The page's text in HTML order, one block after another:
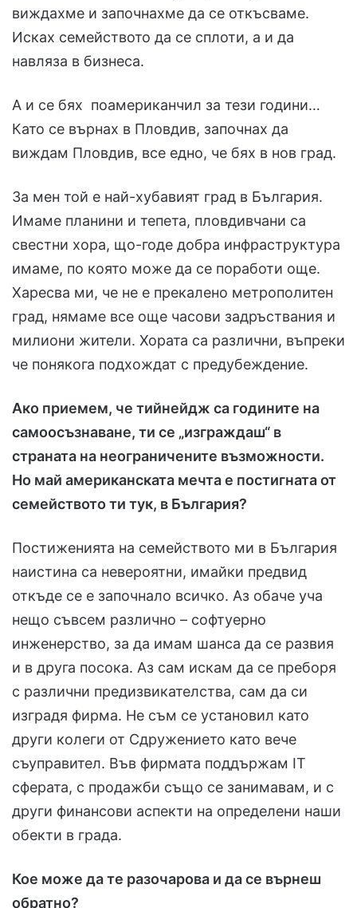
виждахме и започнахме да се откъсваме.
Исках семейството да се сплоти, а и да
навляза в бизнеса.
А и се бях поамериканчил за тези години…
Като се върнах в Пловдив, започнах да
виждам Пловдив, все едно, че бях в нов град.
За мен той е най-хубавият град в България.
Имаме планини и тепета, пловдивчани са
свестни хора, що-годе добра инфраструктура
имаме, по която може да се поработи още.
Харесва ми, че не е прекалено метрополитен
град, нямаме все още часови задръствания и
милиони жители. Хората са различни, въпреки
че понякога подхождат с предубеждение.
Ако приемем, че тийнейдж са годините на
самоосъзнаване, ти се „изграждаш“ в
страната на неограничените възможности.
Но май американската мечта е постигната от
семейството ти тук, в България?
Постиженията на семейството ми в България
наистина са невероятни, имайки предвид
откъде се е започнало всичко. Аз обаче уча
нещо съвсем различно – софтуерно
инженерство, за да имам шанса да се развия
и в друга посока. Аз сам искам да се преборя
с различни предизвикателства, сам да си
изградя фирма. Не съм се установил като
други колеги от Сдружението като вече
съуправител. Във фирмата поддържам IT
сферата, с продажби също се занимавам, и с
други финансови аспекти на определени наши
обекти в града.
Кое може да те разочарова и да се върнеш
обратно?